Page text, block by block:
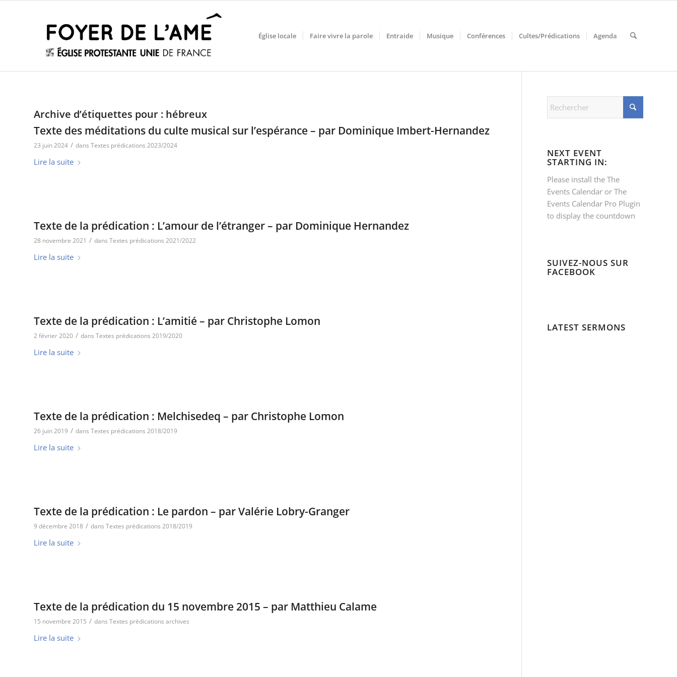
Église locale Faire vivre la parole Entraide Musique Conférences Cultes/Prédications Agenda
Archive d’étiquettes pour : hébreux
Texte des méditations du culte musical sur l’espérance – par Dominique Imbert-Hernandez
23 juin 2024 / dans Textes prédications 2023/2024
Lire la suite
Texte de la prédication : L’amour de l’étranger – par Dominique Hernandez
28 novembre 2021 / dans Textes prédications 2021/2022
Lire la suite
Texte de la prédication : L’amitié – par Christophe Lomon
2 février 2020 / dans Textes prédications 2019/2020
Lire la suite
Texte de la prédication : Melchisedeq – par Christophe Lomon
26 juin 2019 / dans Textes prédications 2018/2019
Lire la suite
Texte de la prédication : Le pardon – par Valérie Lobry-Granger
9 décembre 2018 / dans Textes prédications 2018/2019
Lire la suite
Texte de la prédication du 15 novembre 2015 – par Matthieu Calame
15 novembre 2015 / dans Textes prédications archives
Lire la suite
NEXT EVENT
STARTING IN:
Please install the The
Events Calendar or The
Events Calendar Pro Plugin
to display the countdown
SUIVEZ-NOUS SUR
FACEBOOK
LATEST SERMONS